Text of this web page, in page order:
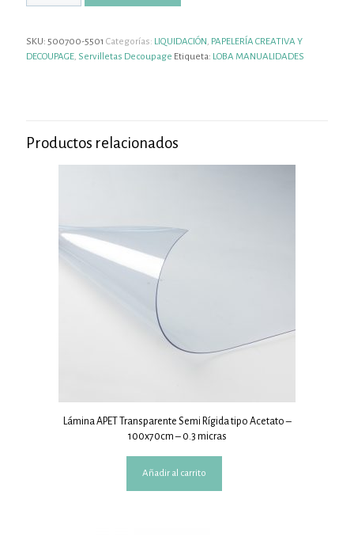
SKU: 500700-5501 Categorías: LIQUIDACIÓN, PAPELERÍA CREATIVA Y
DECOUPAGE, Servilletas Decoupage Etiqueta: LOBA MANUALIDADES
Productos relacionados
Lámina APET Transparente Semi Rígida tipo Acetato –
100x70cm – 0.3 micras
Añadir al carrito